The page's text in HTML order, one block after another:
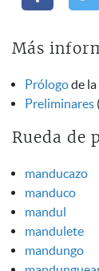
Más
Prólogode
Preliminares
Rueda de
manducazo
manduco
mandul
mandulete
mandungo